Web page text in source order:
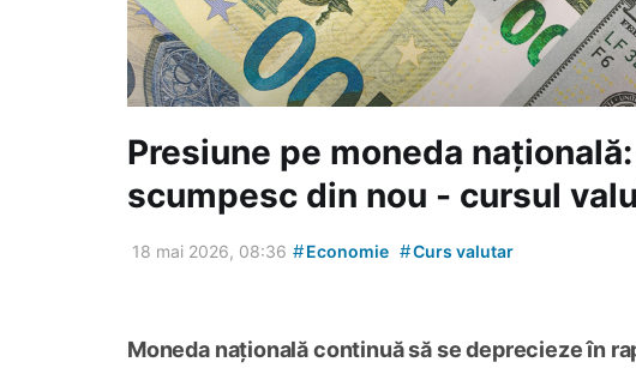
Presiune pe moneda
scumpesc din nou - cursul
18 mai 2026, 08:36 #Economie #Curs valutar
Moneda națională continuă să se deprecieze în